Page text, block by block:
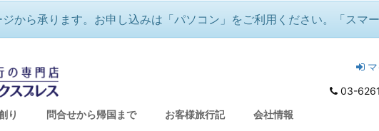
から承ります。お申し込みは「パソコン」をご利用ください。「スマ
03-
り 問合せから帰国まで お客様旅行記 会社情報